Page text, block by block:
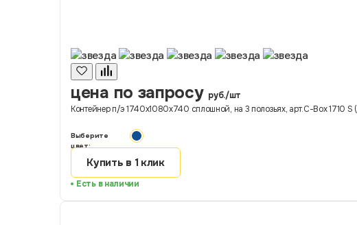
цена по запросу руб./шт
Контейнер п/э 1740х1080х740 сплошной, на 3 полозьях, арт.C-Box 1710
Выберите
цвет:
Купить в 1 клик
Есть в наличии